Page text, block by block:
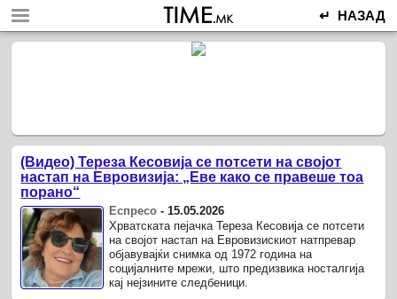
↵ НАЗАД
(Видео) Тереза ​​Кесовија се потсети на својот
настап на Евровизија: „Еве како се правеше тоа
порано“
Еспресо - 15.05.2026
Хрватската пејачка Тереза ​​Кесовија се потсети
на својот настап на Евровизискиот натпревар
објавувајќи снимка од 1972 година на
социјалните мрежи, што предизвика носталгија
кај нејзините следбеници.